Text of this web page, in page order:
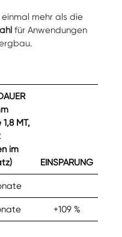
mehr als die
für Anwendungen
MT,
im
EINSPARUNG
+109 %